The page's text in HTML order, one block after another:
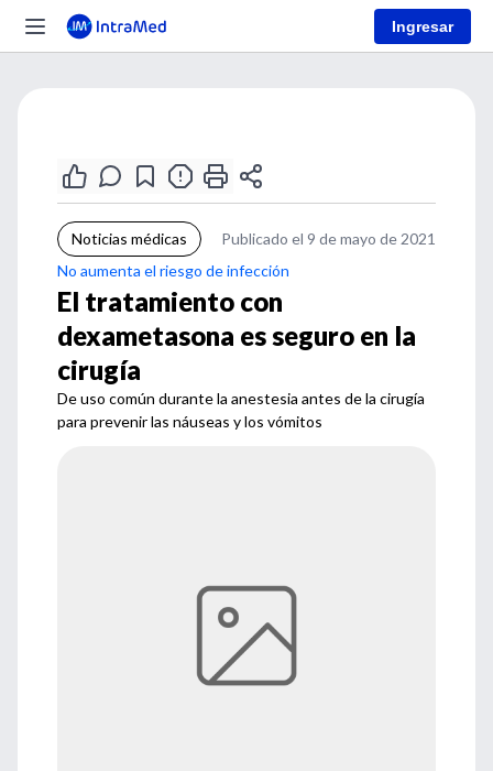
Ingresar
Noticias médicas
Publicado el 9 de mayo de 2021
No aumenta el riesgo de infección
El tratamiento con
dexametasona es seguro en la
cirugía
De uso común durante la anestesia antes de la cirugía
para prevenir las náuseas y los vómitos